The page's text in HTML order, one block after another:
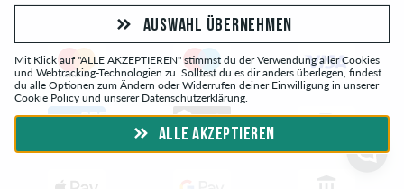
AUSWAHL ÜBERNEHMEN
Mit Klick auf "ALLE AKZEPTIEREN" stimmst du der Verwendung aller Cookies
und Webtracking-Technologien zu. Solltest du es dir anders überlegen, findest
du alle Optionen zum Ändern oder Widerrufen deiner Einwilligung in unserer
Cookie Policy und unserer Datenschutzerklärung.
ALLE AKZEPTIEREN